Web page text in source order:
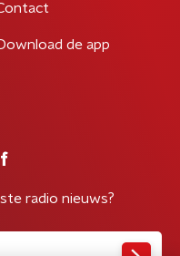
de app
radio nieuws?